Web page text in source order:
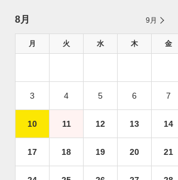
8月 9月
月 火 水 木 金
3 4 5 6 7
10 11 12 13 14
17 18 19 20 21